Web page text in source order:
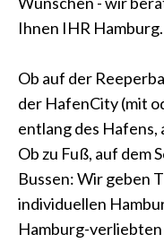
Ihnen IHR Hamburg.
Ob auf der
der HafenCity (mit
entlang des Hafens,
Ob zu Fuß, auf dem
Bussen: Wir geben
individuellen
Hamburg-